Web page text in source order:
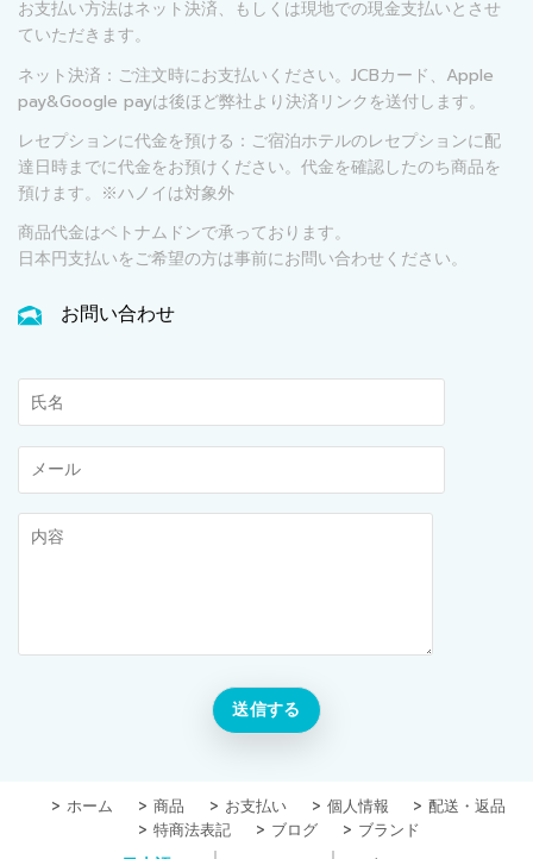
お支払い方法はネット決済、もしくは現地での現金支払いとさせ
ていただきます。
ネット決済：ご注文時にお支払いください。JCBカード、Apple
pay&Google payは後ほど弊社より決済リンクを送付します。
レセプションに代金を預ける：ご宿泊ホテルのレセプションに配
達日時までに代金をお預けください。代金を確認したのち商品を
預けます。※ハノイは対象外
商品代金はベトナムドンで承っております。
日本円支払いをご希望の方は事前にお問い合わせください。
お問い合わせ
ホーム 商品 お支払い 個人情報
配送・返品
特商法表記
ブログ ブランド